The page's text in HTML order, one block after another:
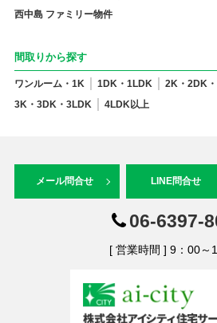
西中島 ファミリー物件
間取りから探す
ワンルーム・1K 1DK・1LDK
2K・2DK
3K・3DK・3LDK
4LDK以上
メール問合せ LINE問合せ
06-6397-
[ 営業時間 ] 9：00～